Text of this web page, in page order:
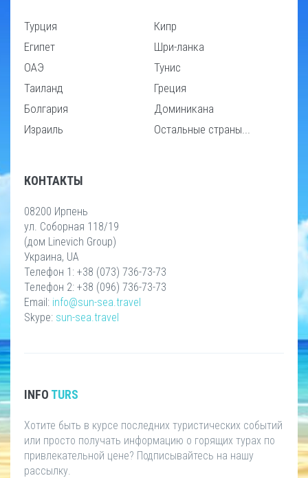
Турция
Египет
ОАЭ
Таиланд
Болгария
Израиль
Кипр
Шри-ланка
Тунис
Греция
Доминикана
Остальные страны...
КОНТАКТЫ
08200 Ирпень
ул. Соборная 118/19
(дом Linevich Group)
Украина, UA
Телефон 1: +38 (073) 736-73-73
Телефон 2: +38 (096) 736-73-73
Email: info@sun-sea.travel
Skype: sun-sea.travel
INFO TURS
Хотите быть в курсе последних туристических событий
или просто получать информацию о горящих турах по
привлекательной цене? Подписывайтесь на нашу
рассылку.